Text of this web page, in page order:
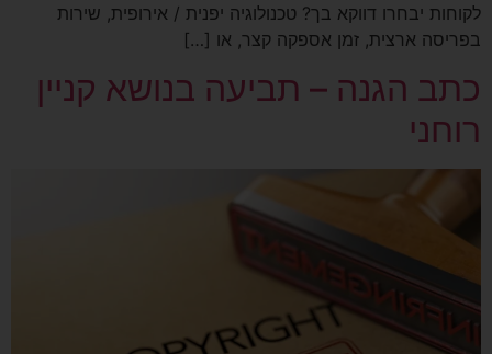
לקוחות יבחרו דווקא בך? טכנולוגיה יפנית / אירופית, שירות
בפריסה ארצית, זמן אספקה קצר, או […]
כתב הגנה – תביעה בנושא קניין
רוחני